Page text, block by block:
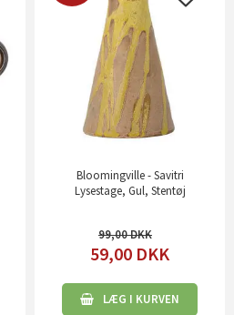
Bloomingville - Savitri
Lysestage, Gul, Stentøj
99,00
59,00 DKK
LÆG I KURVEN